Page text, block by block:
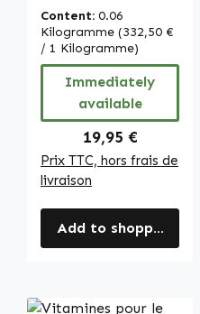
dents, les muscles
et plus encore -
plus de 100 % des
apports | Warnke
Vitalstoffe
Content: 0.06
Kilogramme (332,50 €
/ 1 Kilogramme)
Immediately
available
Regular price:
19,95 €
Prix TTC, hors frais de
livraison
Add to shopping cart